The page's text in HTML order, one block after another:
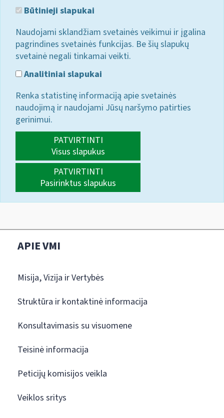
Būtinieji slapukai
Naudojami sklandžiam svetainės veikimui ir įgalina
pagrindines svetainės funkcijas. Be šių slapukų
svetainė negali tinkamai veikti.
Analitiniai slapukai
Renka statistinę informaciją apie svetainės
naudojimą ir naudojami Jūsų naršymo patirties
gerinimui.
PATVIRTINTI
Visus slapukus
PATVIRTINTI
Pasirinktus slapukus
APIE VMI
Misija, Vizija ir Vertybės
Struktūra ir kontaktinė informacija
Konsultavimasis su visuomene
Teisinė informacija
Peticijų komisijos veikla
Veiklos sritys